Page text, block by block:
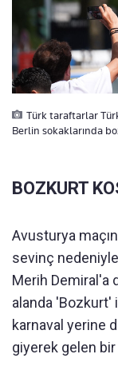
Türk taraftarlar
Berlin sokaklarında
BOZKURT
Avusturya
sevinç
Merih Demiral'a
alanda 'Bozkurt'
karnaval yerine
giyerek gelen bir